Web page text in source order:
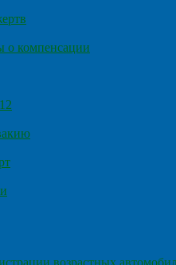
о компенсации
возрастных